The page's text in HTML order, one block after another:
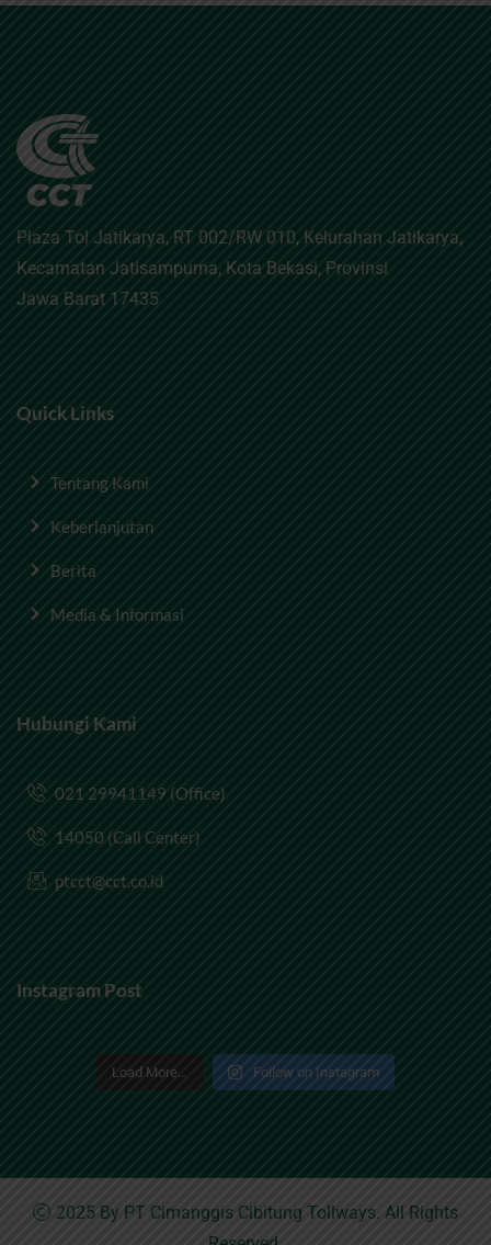
Plaza Tol Jatikarya, RT 002/RW 010, Kelurahan Jatikarya,
Kecamatan Jatisampurna, Kota Bekasi, Provinsi
Jawa Barat 17435
Quick Links
Tentang Kami
Keberlanjutan
Berita
Media & Informasi
Hubungi Kami
021 29941149 (Office)
14050 (Call Center)
ptcct@cct.co.id
Instagram Post
Load More... Follow on Instagram
2025 By PT Cimanggis Cibitung Tollways. All Rights